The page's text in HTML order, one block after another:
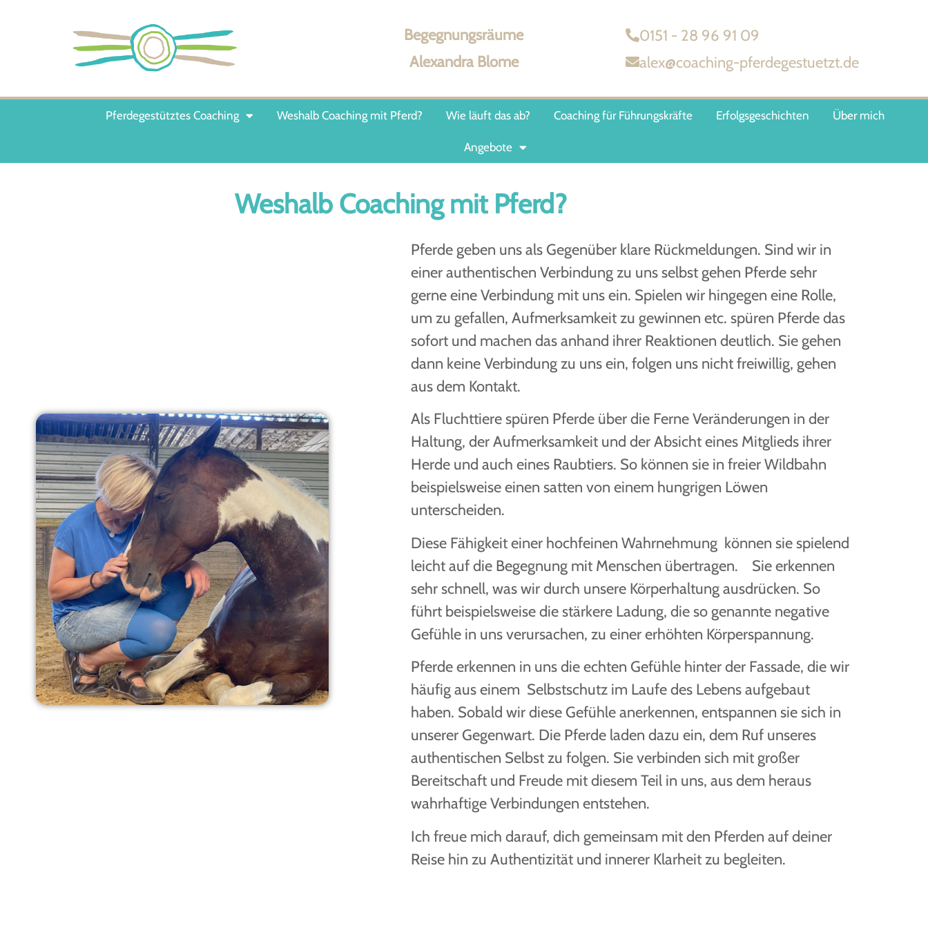
Begegnungsräume
Alexandra Blome
0151 - 28 96 91 09‬
alex@coaching-pferdegestuetzt.de
Pferdegestütztes Coaching Weshalb Coaching mit Pferd? Wie läuft das ab? Coaching für Führungskräfte Erfolgsgeschichten Über mich
Angebote
Weshalb Coaching mit Pferd?
Pferde geben uns als Gegenüber klare Rückmeldungen. Sind wir in
einer authentischen Verbindung zu uns selbst gehen Pferde sehr
gerne eine Verbindung mit uns ein. Spielen wir hingegen eine Rolle,
um zu gefallen, Aufmerksamkeit zu gewinnen etc. spüren Pferde das
sofort und machen das anhand ihrer Reaktionen deutlich. Sie gehen
dann keine Verbindung zu uns ein, folgen uns nicht freiwillig, gehen
aus dem Kontakt.
Als Fluchttiere spüren Pferde über die Ferne Veränderungen in der
Haltung, der Aufmerksamkeit und der Absicht eines Mitglieds ihrer
Herde und auch eines Raubtiers. So können sie in freier Wildbahn
beispielsweise einen satten von einem hungrigen Löwen
unterscheiden.
Diese Fähigkeit einer hochfeinen Wahrnehmung können sie spielend
leicht auf die Begegnung mit Menschen übertragen. Sie erkennen
sehr schnell, was wir durch unsere Körperhaltung ausdrücken. So
führt beispielsweise die stärkere Ladung, die so genannte negative
Gefühle in uns verursachen, zu einer erhöhten Körperspannung.
Pferde erkennen in uns die echten Gefühle hinter der Fassade, die wir
häufig aus einem Selbstschutz im Laufe des Lebens aufgebaut
haben. Sobald wir diese Gefühle anerkennen, entspannen sie sich in
unserer Gegenwart. Die Pferde laden dazu ein, dem Ruf unseres
authentischen Selbst zu folgen. Sie verbinden sich mit großer
Bereitschaft und Freude mit diesem Teil in uns, aus dem heraus
wahrhaftige Verbindungen entstehen.
Ich freue mich darauf, dich gemeinsam mit den Pferden auf deiner
Reise hin zu Authentizität und innerer Klarheit zu begleiten.